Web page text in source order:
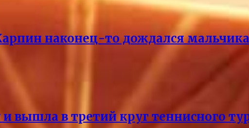
наконец-то дождался
вышла в третий круг теннисного